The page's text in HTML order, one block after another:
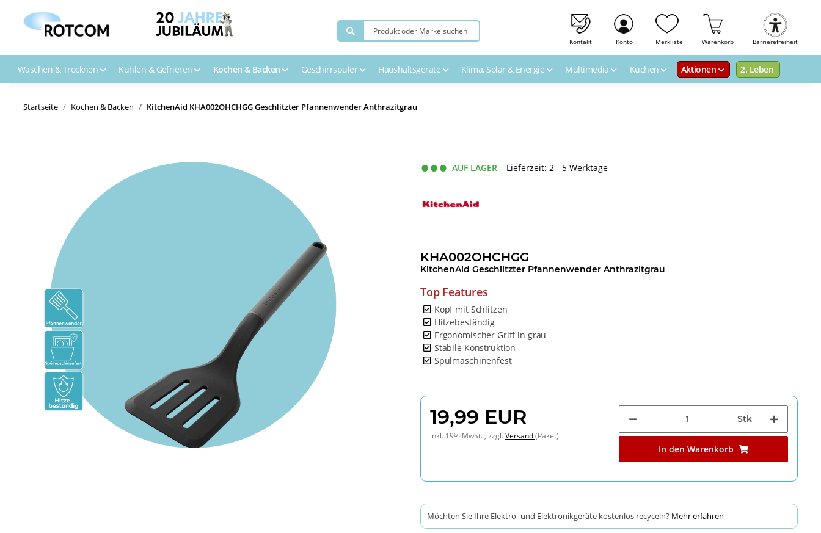
Kontakt Konto Merkliste Warenkorb Barrierefreiheit
Waschen & Trocknen Kühlen & Gefrieren Kochen & Backen Geschirrspüler Haushaltsgeräte Klima, Solar & Energie Multimedia Küchen Aktionen 2. Leben
Startseite Kochen & Backen KitchenAid KHA002OHCHGG Geschlitzter Pfannenwender Anthrazitgrau
AUF LAGER – Lieferzeit: 2 - 5 Werktage
KHA002OHCHGG
KitchenAid Geschlitzter Pfannenwender Anthrazitgrau
Top Features
Kopf mit Schlitzen
Hitzebeständig
Ergonomischer Griff in grau
Stabile Konstruktion
Spülmaschinenfest
19,99 EUR
inkl. 19% MwSt. , zzgl.Versand(Paket)
Stk
In den Warenkorb
Möchten Sie Ihre Elektro- und Elektronikgeräte kostenlos recyceln? Mehr erfahren